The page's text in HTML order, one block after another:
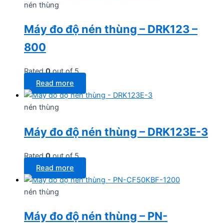
nén thùng
Máy đo độ nén thùng – DRK123 –
800
Rated0out of 5
Read more
nén thùng
Máy đo độ nén thùng – DRK123E-3
Rated0out of 5
Read more
nén thùng
Máy đo độ nén thùng – PN-